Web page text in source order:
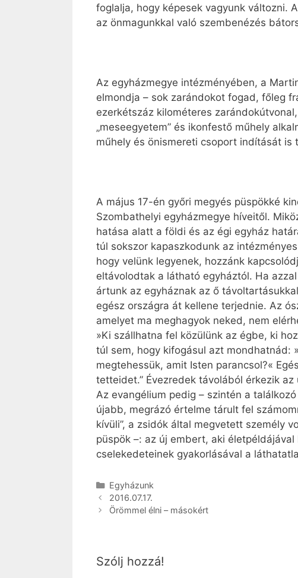
foglalja, hogy képesek vagyunk változni.
az önmagunkkal való szembenézés
Az egyházmegye intézményében, a
elmondja – sok zarándokot fogad, főleg
ezerkétszáz kilométeres
„meseegyetem” és ikonfestő műhely
műhely és ön­ismereti csoport indítását is
A május 17-én győri megyés püspökké
Szombathelyi egyházmegye híveitől.
hatása alatt a földi és az égi egyház
túl sokszor kapaszkodunk az
hogy velünk legyenek, hozzánk
eltávolodtak a látható egyháztól. Ha
ártunk az egyháznak az ő
egész országra át kellene terjednie. Az
amelyet ma meghagyok neked, nem
»Ki szállhatna fel közülünk az égbe, ki
túl sem, hogy kifogásul azt mondhatnád:
megtehessük, amit Isten parancsol?«
tetteidet.” Évezredek távolából érkezik
Az evangélium pedig – szintén a
újabb, megrázó értelme tárult fel
kívüli”, a zsidók által megvetett személy
püspök –: az új embert, aki
cselekedeteinek gyakorlásával a
Kategória
Egyházunk
2016.07.17.
Örömmel élni – másokért
Szólj hozzá!